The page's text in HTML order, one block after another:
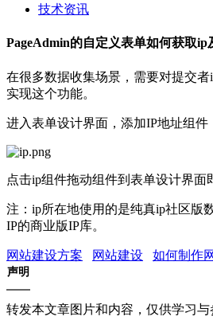
技术资讯
PageAdmin的自定义表单如何获取ip
在很多数据收集场景，需要对提交
实现这个功能。
进入表单设计界面，添加IP地址组件
点击ip组件拖动组件到表单设计界面
注：ip所在地使用的是纯真ip社区版
IP的商业版IP库。
网站建设方案 网站建设 如何制作
声明
转发本文章图片和内容，仅供学习